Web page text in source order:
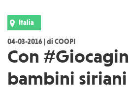
Italia
04-03-2016 | di COOPI
Con
bambini siriani